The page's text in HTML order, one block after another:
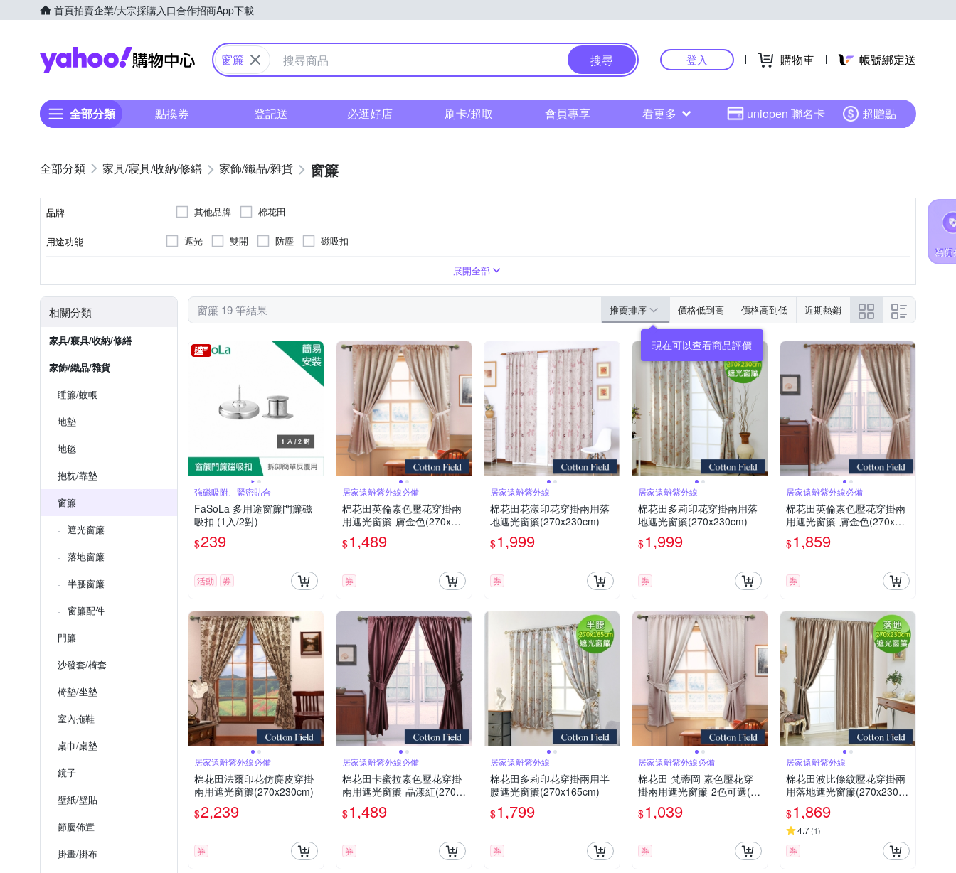
首頁拍賣企業/大宗採購入口合作招商App下載
Yahoo購物中心
窗簾 搜尋 登入 購物車 帳號綁定送
全部分類 點換券 登記送 必逛好店 刷卡/超取 會員專享 看更多 uniopen 聯名卡 超贈點
家具/寢具/收納/修繕 家飾/織品/雜貨 窗簾
品牌 其他品牌 棉花田
用途功能 遮光 雙開 防塵 磁吸扣
展開全部
相關分類
家具/寢具/收納/修繕
家飾/織品/雜貨
睡簾/蚊帳
地墊
地毯
抱枕/靠墊
窗簾
遮光窗簾
落地窗簾
半腰窗簾
窗簾配件
門簾
沙發套/椅套
椅墊/坐墊
室內拖鞋
桌巾/桌墊
鏡子
壁紙/壁貼
節慶佈置
掛畫/掛布
窗簾 19 筆結果 推薦排序 價格低到高 價格高到低 近期熱銷
強磁吸附、緊密貼合
FaSoLa 多用途窗簾門簾磁
吸扣 (1入/2對)
$239
活動 券
居家遠離紫外線必備
棉花田英倫素色壓花穿掛兩
用遮光窗簾-膚金色(270x16
5cm)
$1,489
券
居家遠離紫外線
棉花田花漾印花穿掛兩用落
地遮光窗簾(270x230cm)
$1,999
券
居家遠離紫外線
棉花田多莉印花穿掛兩用落
地遮光窗簾(270x230cm)
$1,999
券
居家遠離紫外線必備
棉花田英倫素色壓花穿掛兩
用遮光窗簾-膚金色(270x23
0cm)
$1,859
券
居家遠離紫外線必備
棉花田法爾印花仿麂皮穿掛
兩用遮光窗簾(270x230cm)
$2,239
券
居家遠離紫外線必備
棉花田卡蜜拉素色壓花穿掛
兩用遮光窗簾-晶漾紅(270x
210cm)
$1,489
券
居家遠離紫外線
棉花田多莉印花穿掛兩用半
腰遮光窗簾(270x165cm)
$1,799
券
居家遠離紫外線必備
棉花田 梵蒂岡 素色壓花穿
掛兩用遮光窗簾-2色可選(20
0x170cm)
$1,039
券
居家遠離紫外線
棉花田波比條紋壓花穿掛兩
用落地遮光窗簾(270x230c
m)
$1,869
4.7(1)
券